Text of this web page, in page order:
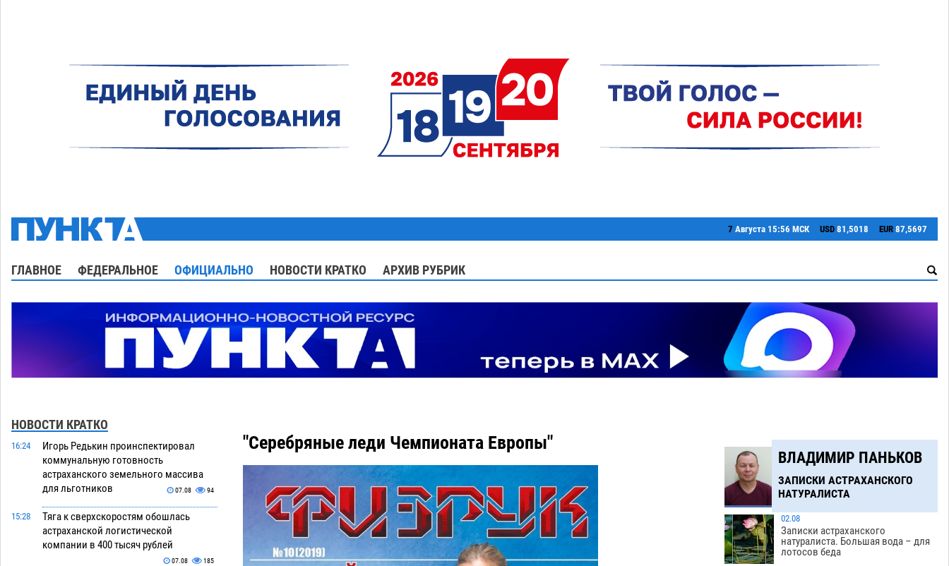
7 Августа 15:56 МСК USD 81,5018 EUR 87,5697
ГЛАВНОЕ ФЕДЕРАЛЬНОЕ ОФИЦИАЛЬНО НОВОСТИ КРАТКО АРХИВ РУБРИК
НОВОСТИ КРАТКО
16:24
Игорь Редькин проинспектировал
коммунальную готовность
астраханского земельного массива
для льготников
07.08 94
15:28
Тяга к сверхскоростям обошлась
астраханской логистической
компании в 400 тысяч рублей
07.08 185
"Серебряные леди Чемпионата Европы"
ВЛАДИМИР ПАНЬКОВ
ЗАПИСКИ АСТРАХАНСКОГО
НАТУРАЛИСТА
02.08
Записки астраханского
натуралиста. Большая вода – для
лотосов беда